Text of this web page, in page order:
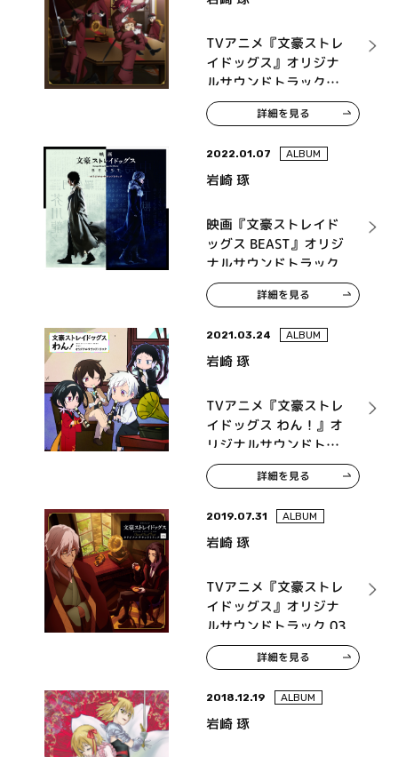
TVアニメ『文豪ストレ
イドッグス』オリジナ
ルサウンドトラック
04・05
詳細を見る
2022.01.07 ALBUM
岩崎 琢
映画『文豪ストレイド
ッグス BEAST』オリジ
ナルサウンドトラック
詳細を見る
2021.03.24 ALBUM
岩崎 琢
TVアニメ『文豪ストレ
イドッグス わん！』オ
リジナルサウンドトラ
ック
詳細を見る
2019.07.31 ALBUM
岩崎 琢
TVアニメ『文豪ストレ
イドッグス』オリジナ
ルサウンドトラック 03
詳細を見る
2018.12.19 ALBUM
岩崎 琢